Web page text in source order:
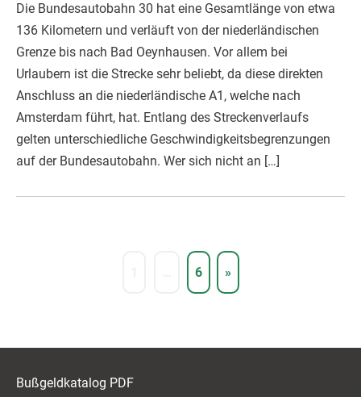
Die Bundesautobahn 30 hat eine Gesamtlänge von etwa
136 Kilometern und verläuft von der niederländischen
Grenze bis nach Bad Oeynhausen. Vor allem bei
Urlaubern ist die Strecke sehr beliebt, da diese direkten
Anschluss an die niederländische A1, welche nach
Amsterdam führt, hat. Entlang des Streckenverlaufs
gelten unterschiedliche Geschwindigkeitsbegrenzungen
auf der Bundesautobahn. Wer sich nicht an […]
6 »
Bußgeldkatalog PDF